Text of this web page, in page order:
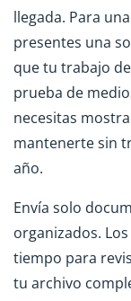
llegada. Para
presentes una
que tu trabajo
prueba de
necesitas
mantenerte sin
año.
Envía solo
organizados.
tiempo para
tu archivo